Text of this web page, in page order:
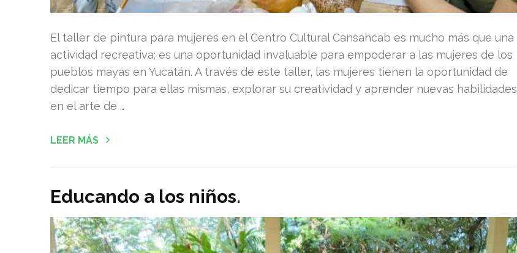
El taller de pintura para mujeres en el Centro Cultural Cansahcab es mucho más que una
actividad recreativa; es una oportunidad invaluable para empoderar a las mujeres de los
pueblos mayas en Yucatán. A través de este taller, las mujeres tienen la oportunidad de
dedicar tiempo para ellas mismas, explorar su creatividad y aprender nuevas habilidades
en el arte de …
LEER MÁS
Educando a los niños.